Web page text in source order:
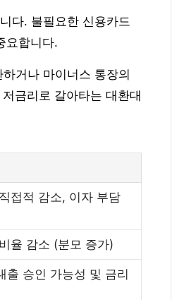
다. 불필요한 신용카드
요합니다.
거나 마이너스 통장의
금리로 갈아타는 대환대
접적 감소, 이자 부담
율 감소 (분모 증가)
출 승인 가능성 및 금리